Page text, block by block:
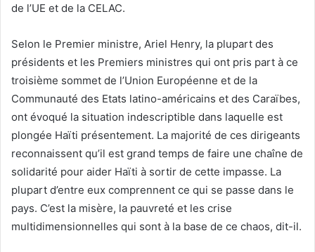
de l’UE et de la CELAC.
Selon le Premier ministre, Ariel Henry, la plupart des
présidents et les Premiers ministres qui ont pris part à ce
troisième sommet de l’Union Européenne et de la
Communauté des Etats latino-américains et des Caraïbes,
ont évoqué la situation indescriptible dans laquelle est
plongée Haïti présentement. La majorité de ces dirigeants
reconnaissent qu’il est grand temps de faire une chaîne de
solidarité pour aider Haïti à sortir de cette impasse. La
plupart d’entre eux comprennent ce qui se passe dans le
pays. C’est la misère, la pauvreté et les crise
multidimensionnelles qui sont à la base de ce chaos, dit-il.